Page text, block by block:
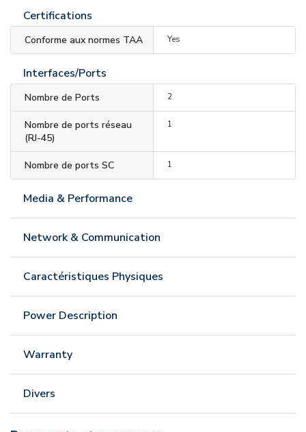
Certifications
Conforme aux normes TAA Yes
Interfaces/Ports
Nombre de Ports 2
Nombre de ports réseau
(RJ-45)
1
Nombre de ports SC 1
Media & Performance
Network & Communication
Caractéristiques Physiques
Power Description
Warranty
Divers